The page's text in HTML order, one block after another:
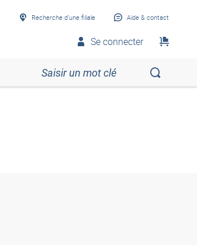
Recherche d’une filiale Aide & contact
Se connecter